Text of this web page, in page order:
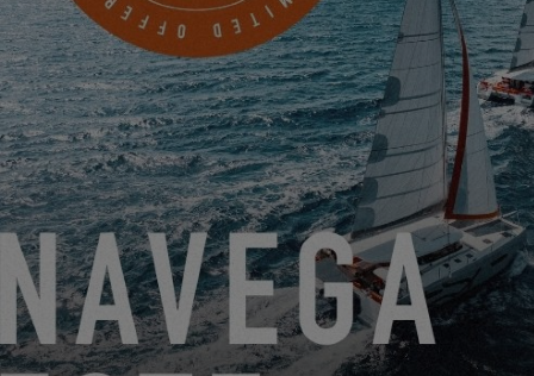
1 COMMERCIAL WHARF
NEWPORT, Estados Unidos
PROGRAMAR UNA CITA